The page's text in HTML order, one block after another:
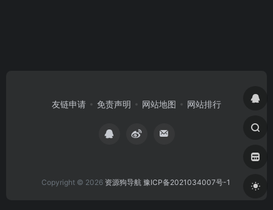
友链申请 免责声明 网站地图 网站排行
Copyright © 2026 资源狗导航 豫ICP备2021034007号-1